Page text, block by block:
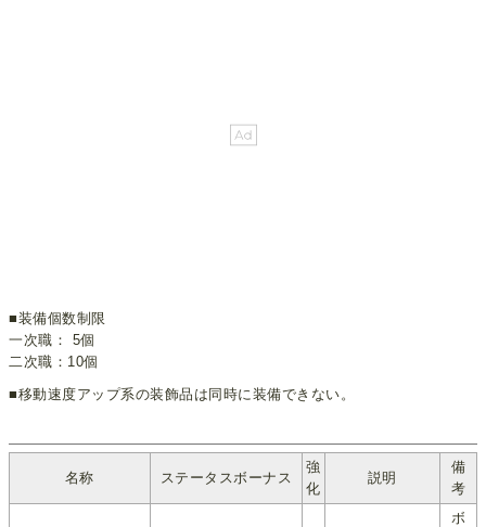
■装備個数制限
一次職： 5個
二次職：10個
■移動速度アップ系の装飾品は同時に装備できない。
名称 ステータスボーナス
強
化
説明
備
考
ボ